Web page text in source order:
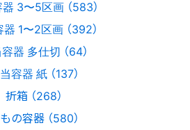
3〜5区画 （583）
1〜2区画 （392）
器 多仕切 （64）
容器 紙 （137）
折箱 （268）
の容器 （580）